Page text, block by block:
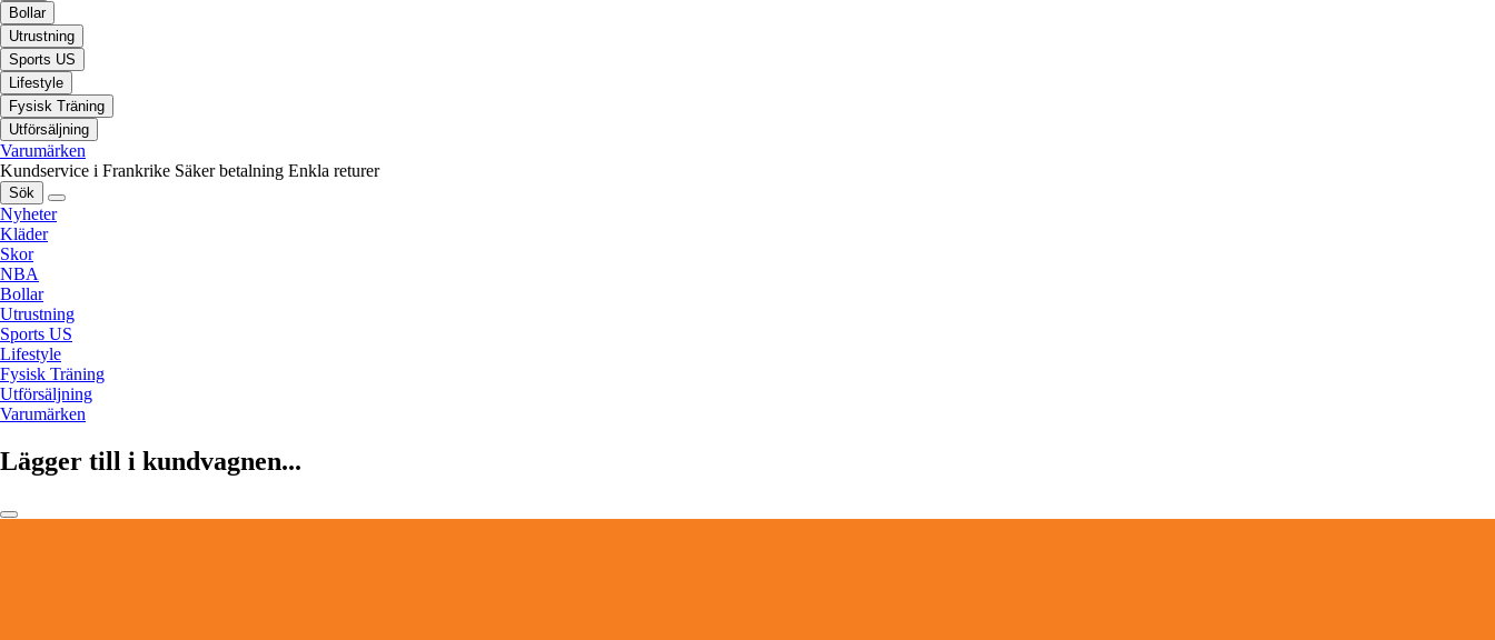
Bollar
Utrustning
Sports US
Lifestyle
Fysisk Träning
Utförsäljning
Varumärken
Kundservice i Frankrike Säker betalning Enkla returer
Sök
Nyheter
Kläder
Skor
NBA
Bollar
Utrustning
Sports US
Lifestyle
Fysisk Träning
Utförsäljning
Varumärken
Lägger till i kundvagnen...